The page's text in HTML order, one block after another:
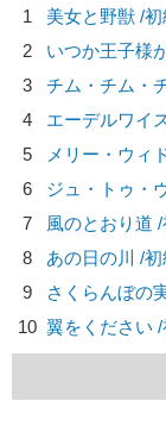
1
美女と野獣 /初
2
いつか王子様
3
チム・チム・
4
エーデルワイ
5
メリー・ウィ
6
ジュ・トゥ・
7
風のとおり道 /
8
あの日の川 /初
9
さくらんぼの
10 翼をください /